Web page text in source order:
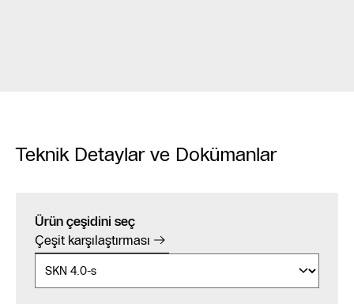
Teknik Detaylar ve Dokümanlar
Ürün çeşidini seç
Çeşit karşılaştırması